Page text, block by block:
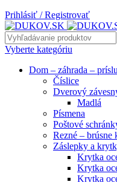
Prihlásiť / Registrovať
Vyberte kategóriu
Dom – záhrada –
Číslice
Dverový
Madlá
Písmena
Poštové
Rezné – brúsne
Záslepky a
Krytka
Krytka
Krytka